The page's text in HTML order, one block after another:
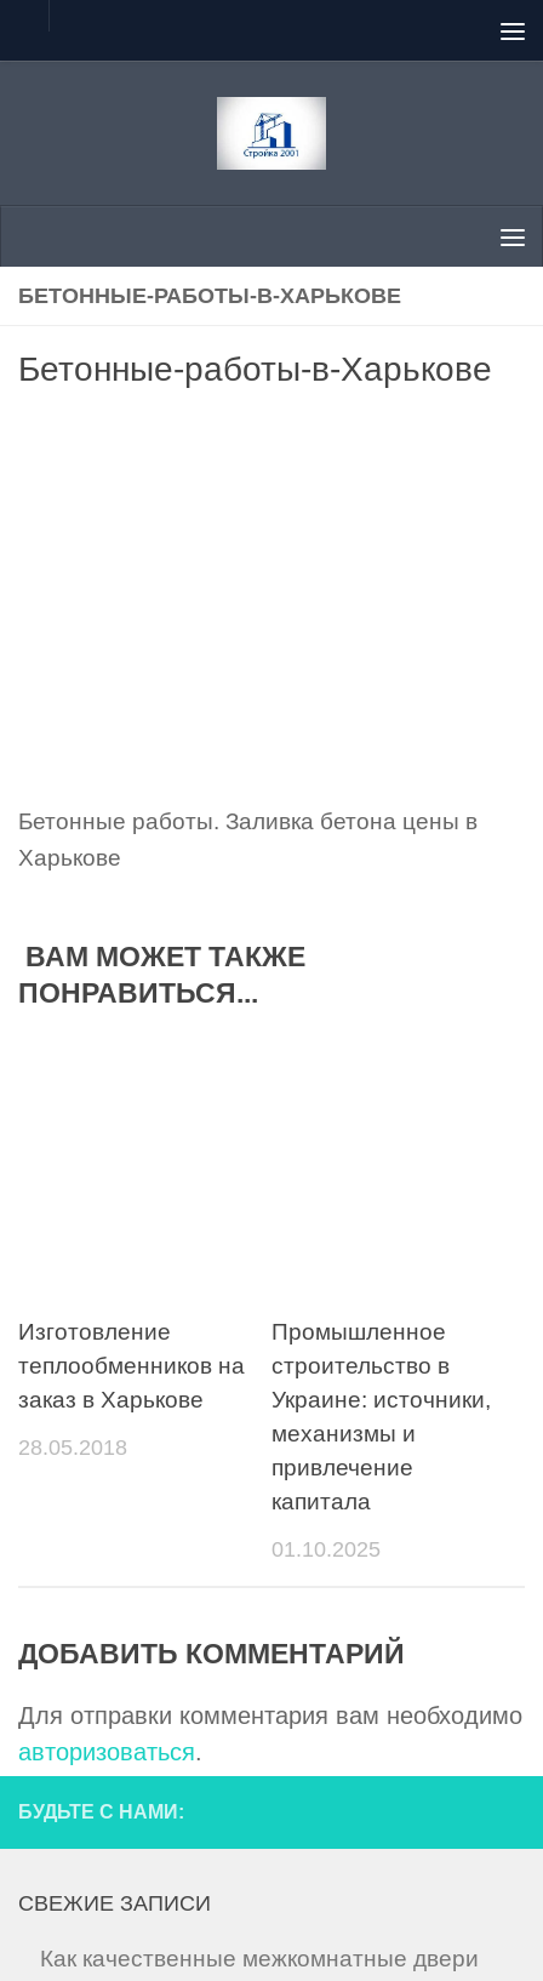
Перейти к содержимому
БЕТОННЫЕ-РАБОТЫ-В-ХАРЬКОВЕ
Бетонные-работы-в-Харькове
Бетонные работы. Заливка бетона цены в
Харькове
ВАМ МОЖЕТ ТАКЖЕ
ПОНРАВИТЬСЯ...
Изготовление
теплообменников на
заказ в Харькове
28.05.2018
Промышленное
строительство в
Украине: источники,
механизмы и
привлечение
капитала
01.10.2025
ДОБАВИТЬ КОММЕНТАРИЙ
Для отправки комментария вам необходимо
авторизоваться.
БУДЬТЕ С НАМИ:
СВЕЖИЕ ЗАПИСИ
Как качественные межкомнатные двери